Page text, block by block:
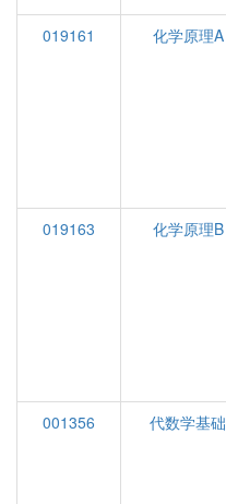
019161
化学原理A
019163
化学原理B
001356
代数学基础